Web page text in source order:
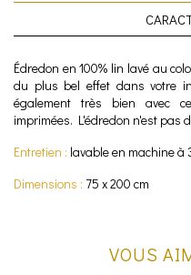
Édredon en 100% lin lavé au
du plus bel effet dans votre
également très bien avec
imprimées. L'édredon n'est pas
Entretien : lavable en machine à
Dimensions : 75 x 200 cm
VOUS